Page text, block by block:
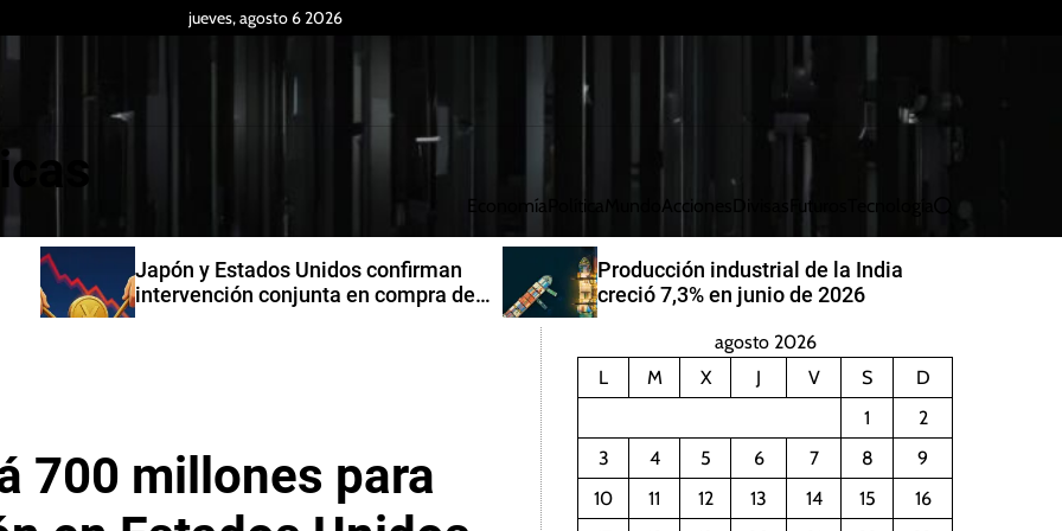
jueves, agosto 6 2026
Economía Política Acciones Divisas Futuros Tecnología
u
Producción industrial de la India
creció 7,3% en junio de 2026
China aumentará generación de
energía eólica y solar para 2030
700 millones para
agosto 2026
L
M X J V S
D
1
2
3
4 5 6 7 8
9
10
11 12 13 14 15
16